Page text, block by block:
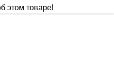
этом товаре!